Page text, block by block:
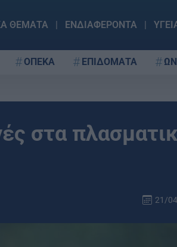
ΘΕΜΑΤΑ ΕΝΔΙΑΦΕΡΟΝΤΑ
ΟΠΕΚΑ ΕΠΙΔΟΜΑΤΑ
στα
21/